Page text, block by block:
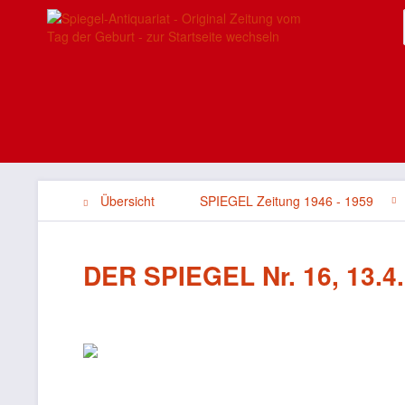
Übersicht SPIEGEL Zeitung 1946 - 1959
DER SPIEGEL Nr. 16,